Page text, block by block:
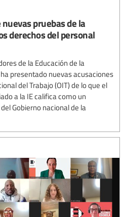
pruebas de la
derechos del personal
de la Educación de la
presentado nuevas acusaciones
del Trabajo (OIT) de lo que el
a la IE califica como un
Gobierno nacional de la